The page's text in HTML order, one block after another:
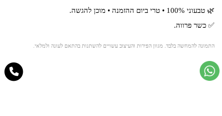
🌿 טבעוני 100% • טרי ביום ההזמנה • מוכן להגשה.
✅ כשר פרווה.
התמונה להמחשה בלבד. מגוון הפירות והעיצוב עשויים להשתנות בהתאם לעונה ולמלאי.